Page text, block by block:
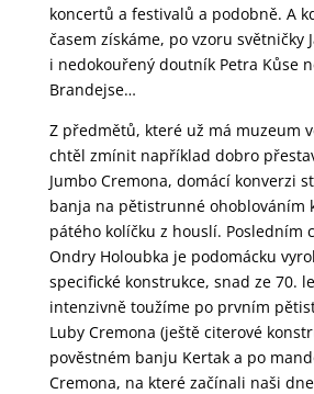
koncertů a festivalů a podobně. A
časem získáme, po vzoru světničky
i nedokouřený doutník Petra Kůse
Brandejse…
Z předmětů, které už má muzeum
chtěl zmínit například dobro
Jumbo Cremona, domácí konverzi
banja na pětistrunné ohoblováním
pátého kolíčku z houslí. Posledním
Ondry Holoubka je podomácku
specifické konstrukce, snad ze 70.
intenzivně toužíme po prvním
Luby Cremona (ještě citerové
pověstném banju Kertak a po
Cremona, na které začínali naši